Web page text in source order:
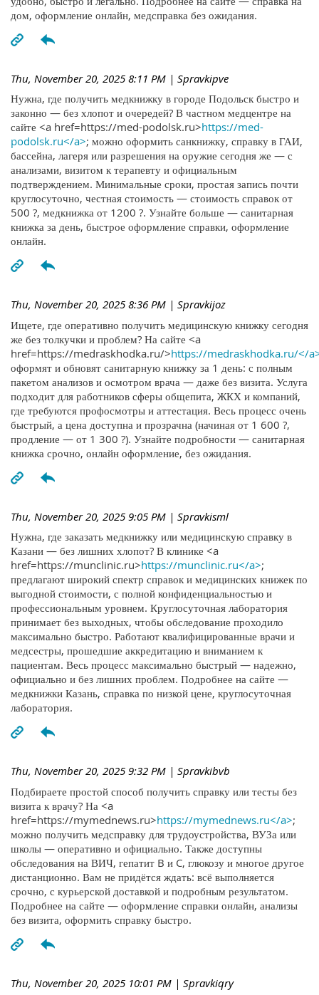
дом, оформление онлайн, медсправка без ожидания.
Thu, November 20, 2025 8:11 PM | Spravkipve
Нужна, где получить медкнижку в городе Подольск быстро и
законно — без хлопот и очередей? В частном медцентре на
сайте <a href=https://med-podolsk.ru>https://med-
podolsk.ru</a>; можно оформить санкнижку, справку в ГАИ,
бассейна, лагеря или разрешения на оружие сегодня же — с
анализами, визитом к терапевту и официальным
подтверждением. Минимальные сроки, простая запись почти
круглосуточно, честная стоимость — стоимость справок от
500 ?, медкнижка от 1200 ?. Узнайте больше — санитарная
книжка за день, быстрое оформление справки, оформление
онлайн.
Thu, November 20, 2025 8:36 PM | Spravkijoz
Ищете, где оперативно получить медицинскую книжку сегодня
же без толкучки и проблем? На сайте <a
href=https://medraskhodka.ru/>https://medraskhodka.ru/</
оформят и обновят санитарную книжку за 1 день: с полным
пакетом анализов и осмотром врача — даже без визита. Услуга
подходит для работников сферы общепита, ЖКХ и компаний,
где требуются профосмотры и аттестация. Весь процесс очень
быстрый, а цена доступна и прозрачна (начиная от 1 600 ?,
продление — от 1 300 ?). Узнайте подробности — санитарная
книжка срочно, онлайн оформление, без ожидания.
Thu, November 20, 2025 9:05 PM | Spravkisml
Нужна, где заказать медкнижку или медицинскую справку в
Казани — без лишних хлопот? В клинике <a
href=https://munclinic.ru>https://munclinic.ru</a>;
предлагают широкий спектр справок и медицинских книжек по
выгодной стоимости, с полной конфиденциальностью и
профессиональным уровнем. Круглосуточная лаборатория
принимает без выходных, чтобы обследование проходило
максимально быстро. Работают квалифицированные врачи и
медсестры, прошедшие аккредитацию и вниманием к
пациентам. Весь процесс максимально быстрый — надежно,
официально и без лишних проблем. Подробнее на сайте —
медкнижки Казань, справка по низкой цене, круглосуточная
лаборатория.
Thu, November 20, 2025 9:32 PM | Spravkibvb
Подбираете простой способ получить справку или тесты без
визита к врачу? На <a
href=https://mymednews.ru>https://mymednews.ru</a>;
можно получить медсправку для трудоустройства, ВУЗа или
школы — оперативно и официально. Также доступны
обследования на ВИЧ, гепатит B и C, глюкозу и многое другое
дистанционно. Вам не придётся ждать: всё выполняется
срочно, с курьерской доставкой и подробным результатом.
Подробнее на сайте — оформление справки онлайн, анализы
без визита, оформить справку быстро.
Thu, November 20, 2025 10:01 PM | Spravkiqry